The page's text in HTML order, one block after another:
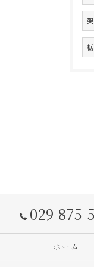
029-875-
ホーム